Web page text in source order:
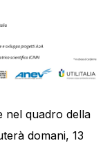
nel quadro della
domani, 13